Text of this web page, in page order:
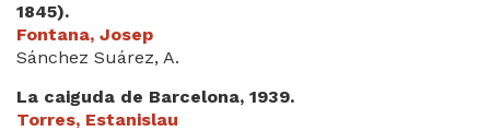
1845).
Fontana, Josep
Sánchez Suárez, A.
La caiguda de Barcelona, 1939.
Torres, Estanislau